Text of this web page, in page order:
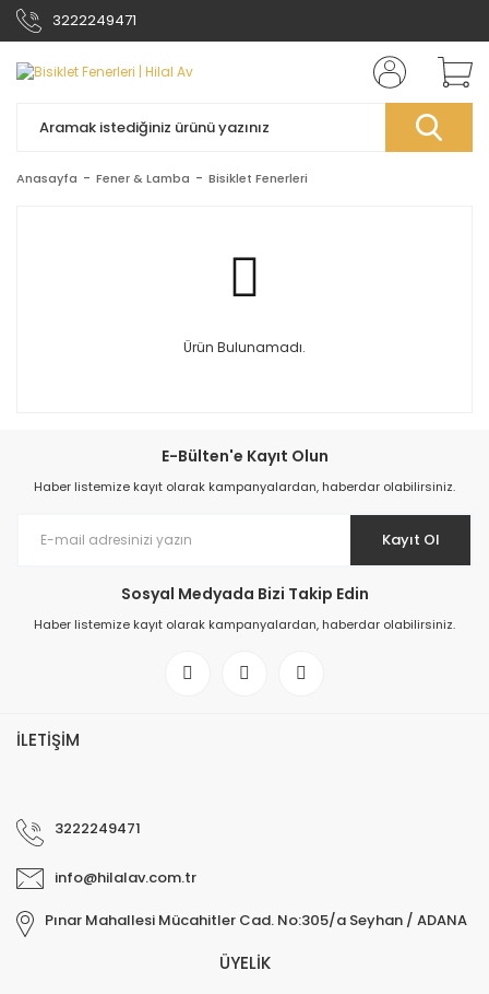
3222249471
Anasayfa Fener & Lamba Bisiklet Fenerleri
Ürün Bulunamadı.
E-Bülten'e Kayıt Olun
Haber listemize kayıt olarak kampanyalardan, haberdar olabilirsiniz.
Kayıt Ol
Sosyal Medyada Bizi Takip Edin
Haber listemize kayıt olarak kampanyalardan, haberdar olabilirsiniz.
İLETİŞİM
3222249471
info@hilalav.com.tr
Pınar Mahallesi Mücahitler Cad. No:305/a Seyhan / ADANA
ÜYELİK